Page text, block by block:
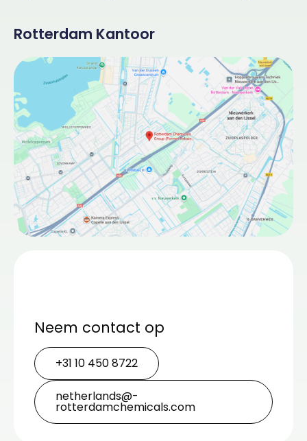
Rotterdam Kantoor
Neem contact op
+31 10 450 8722
netherlands@­
rotterdamchemicals.com